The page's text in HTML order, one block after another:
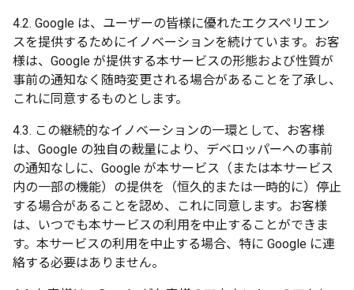
4.2. Google は、ユーザーの皆様に優れたエクスペリエン
スを提供するためにイノベーションを続けています。お客
様は、Google が提供する本サービスの形態および性質が
事前の通知なく随時変更される場合があることを了承し、
これに同意するものとします。
4.3. この継続的なイノベーションの一環として、お客様
は、Google の独自の裁量により、デベロッパーへの事前
の通知なしに、Google が本サービス（または本サービス
内の一部の機能）の提供を（恒久的または一時的に）停止
する場合があることを認め、これに同意します。お客様
は、いつでも本サービスの利用を中止することができま
す。本サービスの利用を中止する場合、特に Google に連
絡する必要はありません。